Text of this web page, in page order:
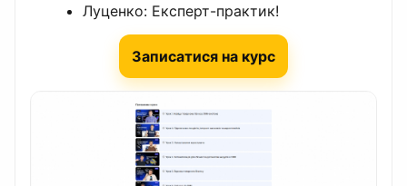
Луценко: Експерт-практик!
Записатися на курс